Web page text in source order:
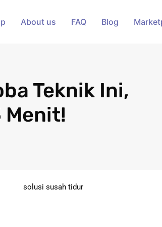
About us FAQ Blog
Teknik Ini,
Menit!